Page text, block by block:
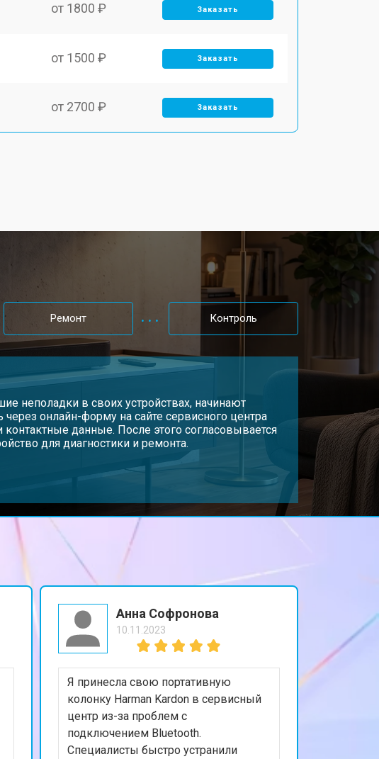
от 1800 ₽ Заказать
от 1500 ₽ Заказать
от 2700 ₽ Заказать
Ремонт Контроль
неполадки в своих устройствах, начинают
онлайн-форму на сайте сервисного центра
данные. После этого согласовывается
для диагностики и ремонта.
Анна Софронова
10.11.2023
Я принесла свою портативную
колонку Harman Kardon в сервисный
центр из-за проблем с
подключением Bluetooth.
Специалисты быстро устранили